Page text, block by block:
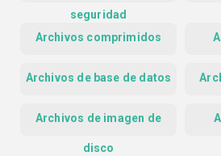
seguridad
Archivos comprimidos
Archivos de base de datos
Archivos de imagen de
disco